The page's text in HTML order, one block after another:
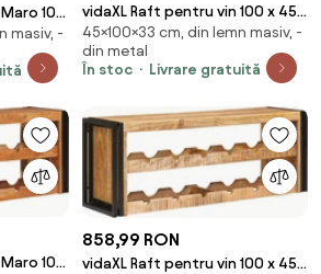
100
masiv, -
vidaXL Raft pentru vin 100 x 45 x
33 cm Lemn de Mango Solid și
Şlefuit
45×100×33 cm, din lemn masiv, -
din metal
În stoc
Livrare gratuită
100
858,99 RON
vidaXL Raft pentru vin 100 x 45 x